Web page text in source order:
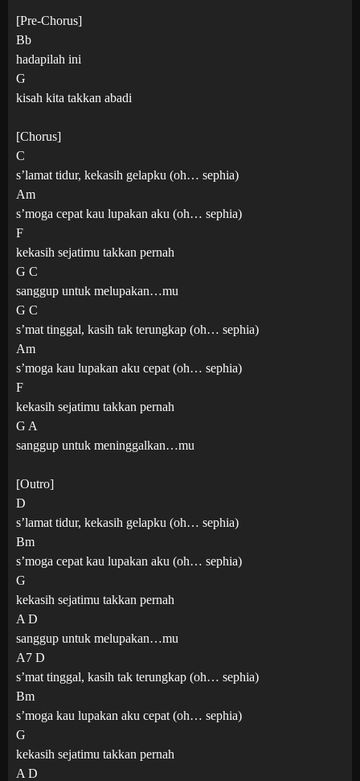
[Pre-Chorus]
Bb
hadapilah ini
G
kisah kita takkan abadi
[Chorus]
C
s’lamat tidur, kekasih gelapku (oh… sephia)
Am
s’moga cepat kau lupakan aku (oh… sephia)
F
kekasih sejatimu takkan pernah
G C
sanggup untuk melupakan…mu
G C
s’mat tinggal, kasih tak terungkap (oh… sephia)
Am
s’moga kau lupakan aku cepat (oh… sephia)
F
kekasih sejatimu takkan pernah
G A
sanggup untuk meninggalkan…mu
[Outro]
D
s’lamat tidur, kekasih gelapku (oh… sephia)
Bm
s’moga cepat kau lupakan aku (oh… sephia)
G
kekasih sejatimu takkan pernah
A D
sanggup untuk melupakan…mu
A7 D
s’mat tinggal, kasih tak terungkap (oh… sephia)
Bm
s’moga kau lupakan aku cepat (oh… sephia)
G
kekasih sejatimu takkan pernah
A D